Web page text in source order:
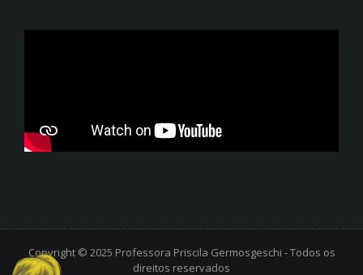
Copyright © 2025 Professora Priscila Germosgeschi - Todos os
direitos reservados